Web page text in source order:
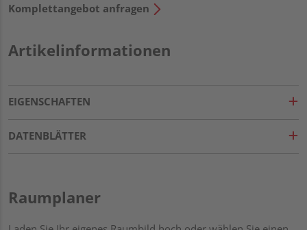
Komplettangebot anfragen
Artikelinformationen
EIGENSCHAFTEN
DATENBLÄTTER
Raumplaner